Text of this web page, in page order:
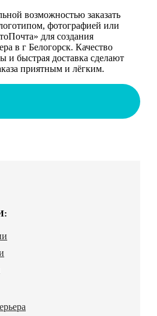
возможностью заказать
фотографией или
для создания
в г Белогорск. Качество
и быстрая доставка сделают
приятным и лёгким.